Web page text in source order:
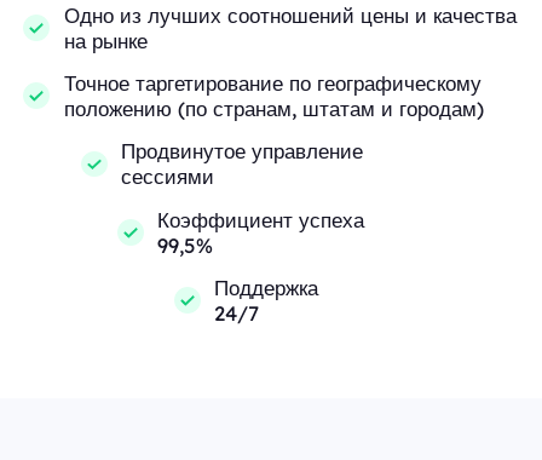
Одно из лучших соотношений цены и качества
на рынке
Точное таргетирование по географическому
положению (по странам, штатам и городам)
Продвинутое управление
сессиями
Коэффициент успеха
99,5%
Поддержка
24/7